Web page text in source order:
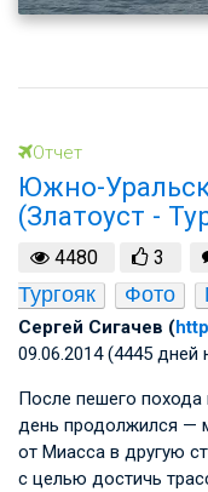
Отчет
Южно-
(Златоуст -
4480 3
Тургояк
Фото
Cергей Сигачев (
09.06.2014 (4445 дней
После пешего
день продолжился —
от Миасса в другую
с целью достичь